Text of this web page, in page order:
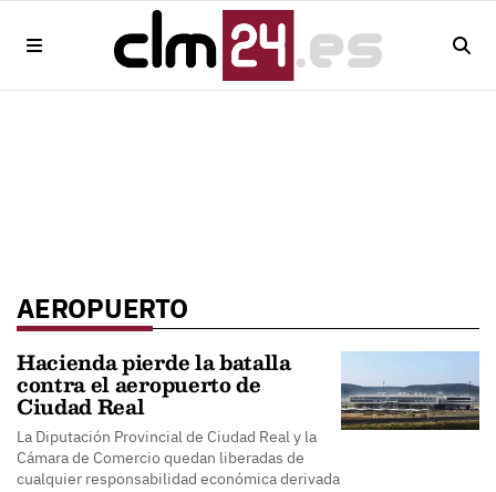
AEROPUERTO
Hacienda pierde la batalla
contra el aeropuerto de
Ciudad Real
La Diputación Provincial de Ciudad Real y la
Cámara de Comercio quedan liberadas de
cualquier responsabilidad económica derivada